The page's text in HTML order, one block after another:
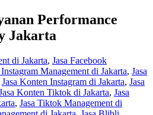
Performance
Jakarta
di Jakarta, Jasa Facebook
Instagram Management di Jakarta, Jasa
Jasa Konten Instagram di Jakarta, Jasa
Konten Tiktok di Jakarta, Jasa
, Jasa Tiktok Management di